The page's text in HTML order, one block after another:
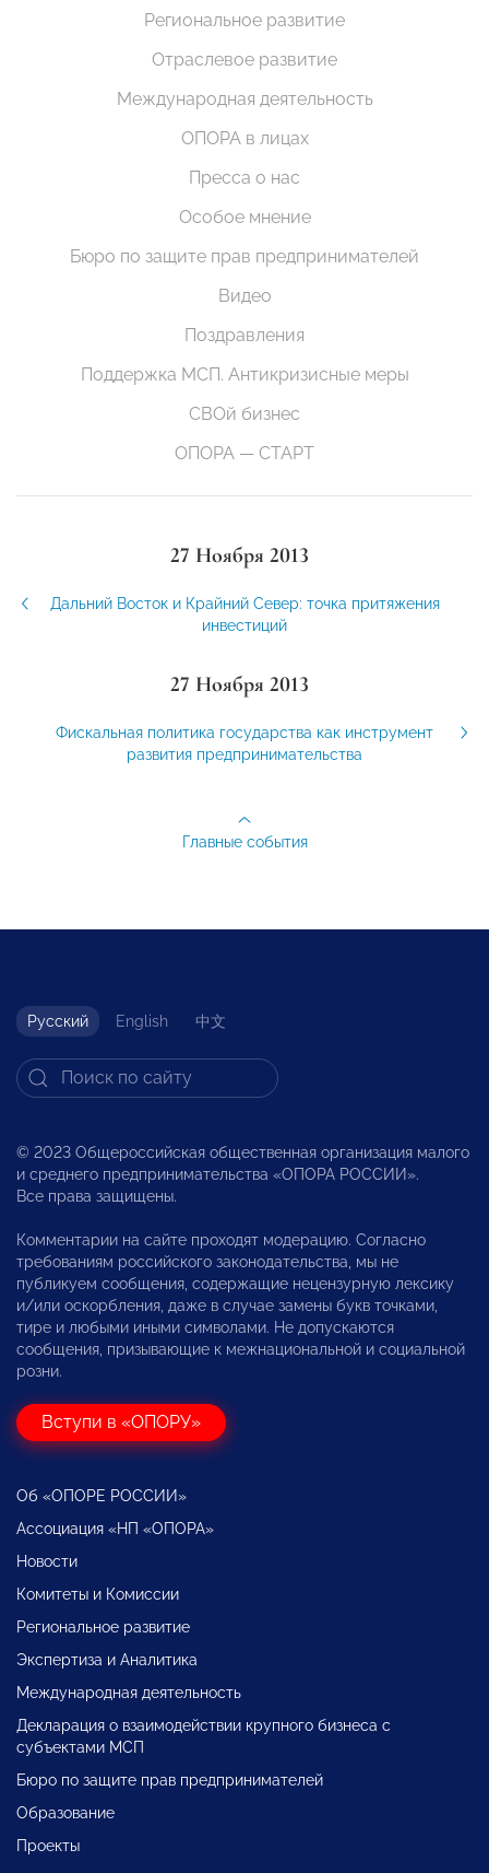
Региональное развитие
Отраслевое развитие
Международная деятельность
ОПОРА в лицах
Пресса о нас
Особое мнение
Бюро по защите прав предпринимателей
Видео
Поздравления
Поддержка МСП. Антикризисные меры
СВОй бизнес
ОПОРА — СТАРТ
27 Ноября 2013
Дальний Восток и Крайний Север: точка притяжения
инвестиций
27 Ноября 2013
Фискальная политика государства как инструмент
развития предпринимательства
Главные события
Русский English 中文
© 2023 Общероссийская общественная организация малого
и среднего предпринимательства «ОПОРА РОССИИ».
Все права защищены.
Комментарии на сайте проходят модерацию. Согласно
требованиям российского законодательства, мы не
публикуем сообщения, содержащие нецензурную лексику
и/или оскорбления, даже в случае замены букв точками,
тире и любыми иными символами. Не допускаются
сообщения, призывающие к межнациональной и социальной
розни.
Вступи в «ОПОРУ»
Об «ОПОРЕ РОССИИ»
Ассоциация «НП «ОПОРА»
Новости
Комитеты и Комиссии
Региональное развитие
Экспертиза и Аналитика
Международная деятельность
Декларация о взаимодействии крупного бизнеса с
субъектами МСП
Бюро по защите прав предпринимателей
Образование
Проекты